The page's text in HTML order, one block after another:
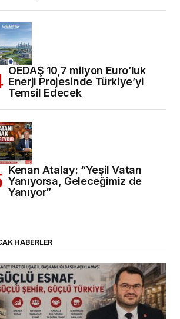
OEDAŞ 10,7 milyon Euro’luk
Enerji Projesinde Türkiye’yi
Temsil Edecek
Kenan Atalay: “Yeşil Vatan
Yanıyorsa, Geleceğimiz de
Yanıyor”
HABERLER